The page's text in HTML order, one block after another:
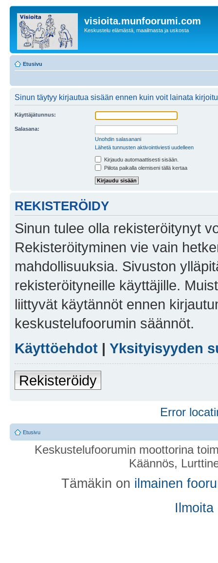
visioita.munfoorumi.com
Keskustelu elämästä, maailmasta ja uskosta
Etusivu
Sinun täytyy kirjautua sisään ennen kuin voit lainata
Käyttäjätunnus:
Salasana:
Unohdin salasanani
Lähetä tunnusten aktivointiviesti uudelleen
Kirjaudu automaattisesti sisään.
Piilota paikalla olemiseni tällä kertaa
REKISTERÖIDY
Sinun tulee olla rekisteröitynyt
Rekisteröityminen vie vain
mahdollisuuksia. Sivuston
rekisteröityneille käyttäjille.
liittyvät käytännöt ennen
keskustelufoorumin säännöt.
Käyttöehdot | Yksityisyyden
Rekisteröidy
Error
Etusivu
Keskustelufoorumin moottorina
Käännös,
Tämäkin on ilmainen